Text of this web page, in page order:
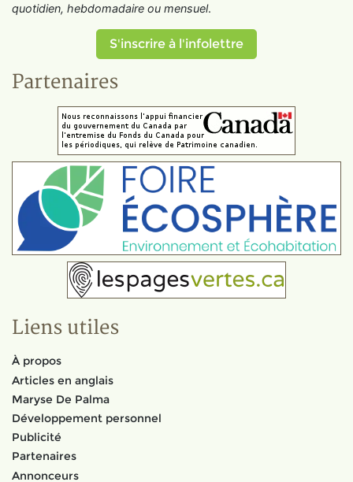
quotidien, hebdomadaire ou mensuel.
S'inscrire à l'infolettre
Partenaires
Liens utiles
À propos
Articles en anglais
Maryse De Palma
Développement personnel
Publicité
Partenaires
Annonceurs